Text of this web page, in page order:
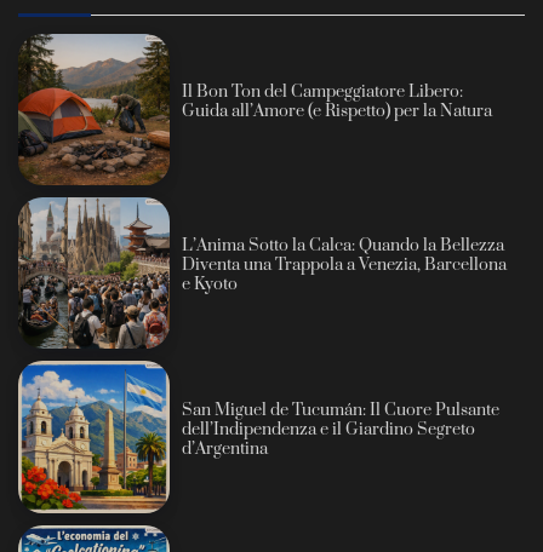
Il Bon Ton del Campeggiatore Libero:
Guida all’Amore (e Rispetto) per la Natura
L’Anima Sotto la Calca: Quando la Bellezza
Diventa una Trappola a Venezia, Barcellona
e Kyoto
San Miguel de Tucumán: Il Cuore Pulsante
dell’Indipendenza e il Giardino Segreto
d’Argentina